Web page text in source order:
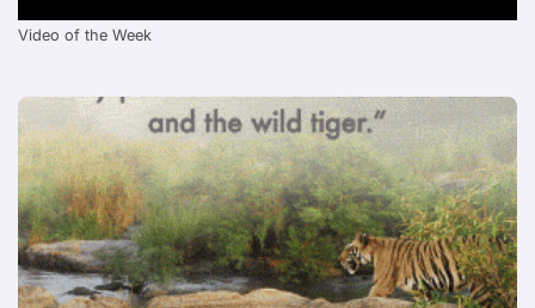
Video of the Week